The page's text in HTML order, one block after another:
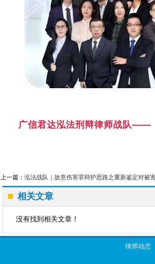
广信君达泓法刑辩律师战队——
上一篇： 泓法战队｜故意伤害罪辩护思路之重新鉴定对被
相关文章
没有找到相关文章！
律师动态